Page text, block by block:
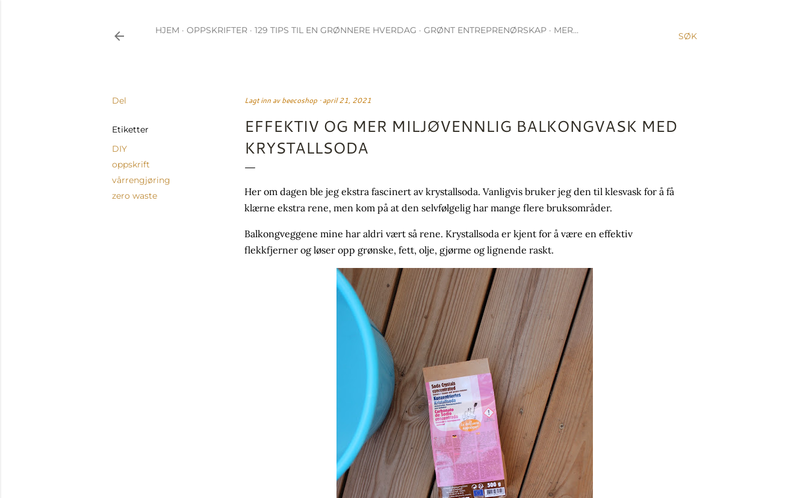
SØK
HJEM OPPSKRIFTER 129 TIPS TIL EN GRØNNERE HVERDAG GRØNT ENTREPRENØRSKAP MER…
Del
Etiketter
DIY
oppskrift
vårrengjøring
zero waste
Lagt inn avbeecoshop april 21, 2021
EFFEKTIV OG MER MILJØVENNLIG BALKONGVASK MED
KRYSTALLSODA
Her om dagen ble jeg ekstra fascinert av krystallsoda. Vanligvis bruker jeg den til klesvask for å få
klærne ekstra rene, men kom på at den selvfølgelig har mange flere bruksområder.
Balkongveggene mine har aldri vært så rene. Krystallsoda er kjent for å være en effektiv
flekkfjerner og løser opp grønske, fett, olje, gjørme og lignende raskt.